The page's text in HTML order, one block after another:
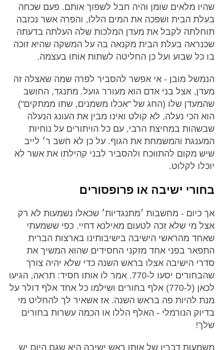
שהיו מלאים שומן והיה חבל לשפוך אותם. פעם שכחה
בעלת הבית ושפכה את המים הללו, והפרה אשר נכזבה
תוחלתה לקבל את מעדן המלכות שלה העלתה בדעתה
שכנראה בעלת הבית מקנאה בה על המשקה שהיא זוכה
בו כל שבוע ועל כן החליטה לשתות אותו בעצמה.
הנמשל מובן - אי אפשר להסביר לפרה שמה שאצלה זה
מעדן, אצל בני אדם הוא מעורר גועל. מתנגד, החושב
שהמעדן שלו (החג של "אכלו משמנים, שתו ממתקים")
הוא הכי נעלה, לא קולט ואינו מבין את העונג הנעלה
שבשהות במחיצת הרבי, עם כל הויתורים על נוחיות
המענגת והמשמחת את הגוף. על כן לא חשב ר׳ לייב
שיש מקום להתווכח ולהסביר לבני קהילתו את אשר לא
יוכלו לקלוט.
בחורי ישיבה או פרופסורים
אך כיום - מחשבות ׳מתנגדיות׳ שכאלו נשמעות לא רק
אצל מי שלא זכה לטעום מאילנא דחיי. כפי ששמעתי
שאחד מהראשי הישיבה בישיבותינו בארצות הברית
התפאר בפני אחד מזקני החסידים שהוא המשיך את
סדרי הישיבה אצלו בראש השנה כדי שלא יהיה צורך
שהבחורים יסעו ל-770. אמר לו אותו חסיד: תראה, הגיעו
לכאן (ל-770) אלף בחורים ושילמו כל אחד אלף דולר על
מנת להיות פה בראש השנה. אז אשאיר לך להחליט מי
בדיוק הנורמלי - האלף הללו או הכמה עשרות בחורים
שלך!
משמעות דבריו של אותו ראש ישיבה היא שגם היום יש